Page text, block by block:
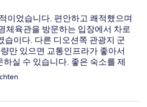
이었습니다. 편안하고 쾌적했으며
체육관을 방문하는 입장에서 차로
습이다. 다른 디오션쪽 관광지 군
만 있으면 교통인프라가 좋아서
실 수 있습니다. 좋은 숙소를 제